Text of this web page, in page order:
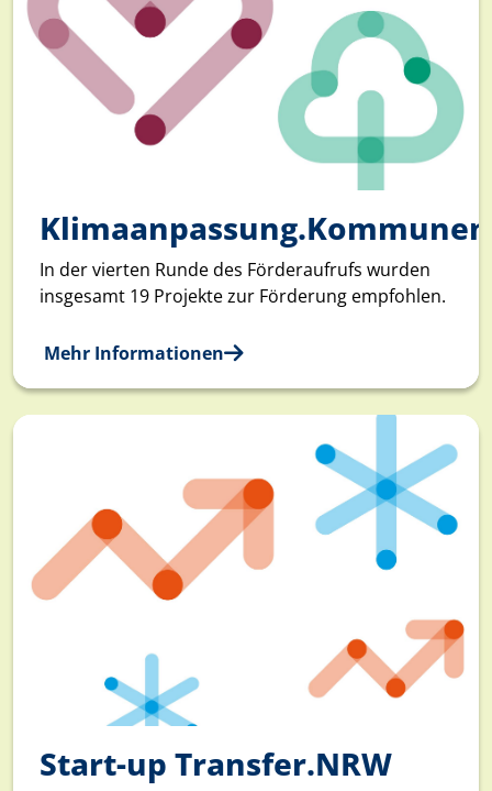
Klimaanpassung.Kommunen
In der vierten Runde des Förderaufrufs wurden
insgesamt 19 Projekte zur Förderung empfohlen.
Mehr Informationen
Start-up Transfer.NRW